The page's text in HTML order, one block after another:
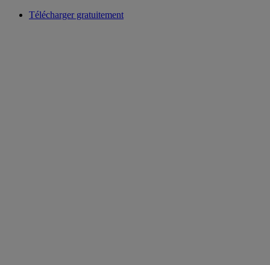
Télécharger gratuitement